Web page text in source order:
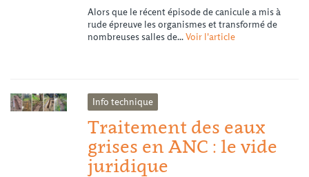
Alors que le récent épisode de canicule a mis à
rude épreuve les organismes et transformé de
nombreuses salles de...Voir l'article
Info technique
Traitement des eaux
grises en ANC : le vide
juridique